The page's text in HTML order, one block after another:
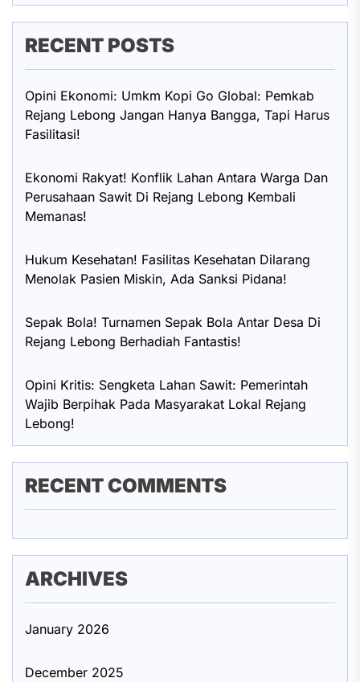
RECENT POSTS
Opini Ekonomi: Umkm Kopi Go Global: Pemkab
Rejang Lebong Jangan Hanya Bangga, Tapi Harus
Fasilitasi!
Ekonomi Rakyat! Konflik Lahan Antara Warga Dan
Perusahaan Sawit Di Rejang Lebong Kembali
Memanas!
Hukum Kesehatan! Fasilitas Kesehatan Dilarang
Menolak Pasien Miskin, Ada Sanksi Pidana!
Sepak Bola! Turnamen Sepak Bola Antar Desa Di
Rejang Lebong Berhadiah Fantastis!
Opini Kritis: Sengketa Lahan Sawit: Pemerintah
Wajib Berpihak Pada Masyarakat Lokal Rejang
Lebong!
RECENT COMMENTS
ARCHIVES
January 2026
December 2025